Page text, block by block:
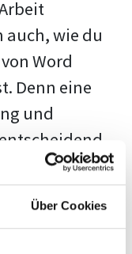
Über Cookies
wie du
Word
Denn eine
und
Prüfer hat
sie dir